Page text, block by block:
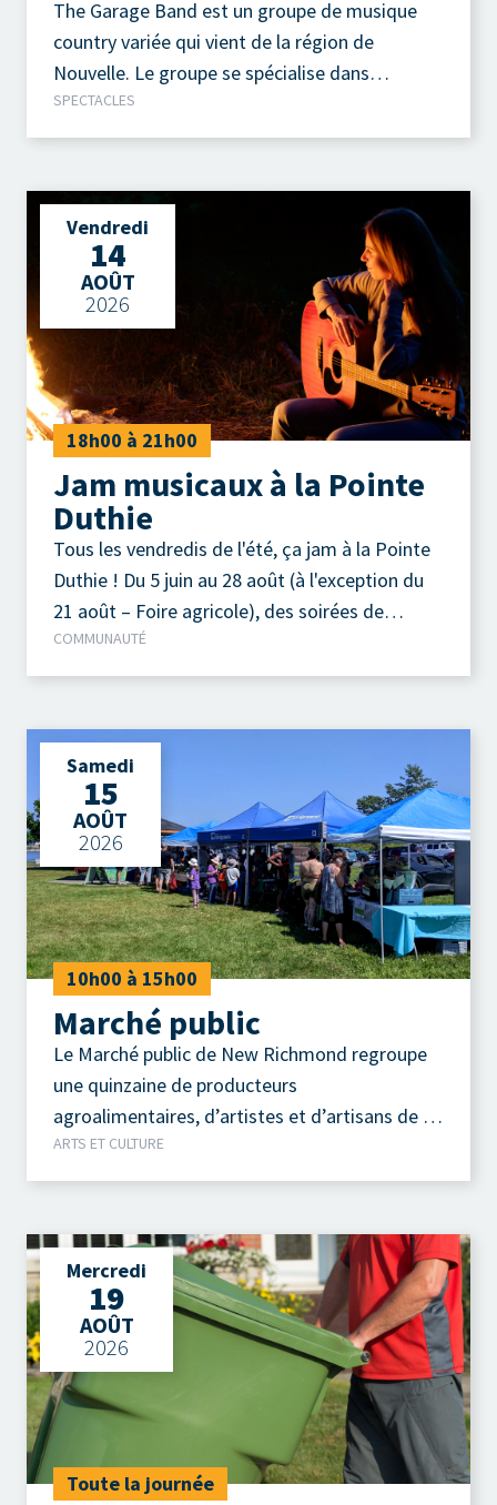
The Garage Band est un groupe de musique
country variée qui vient de la région de
Nouvelle. Le groupe se spécialise dans
l’animation d’événements de toutes sortes,
offrant des performances dynamiques
comprend des classiques du country, du genre
Brooks & Dunn, Buck Own, Alabama, Johnny
Cash et aussi quelques Salebarbes, etc. Ce qui
leur permet de créer une ambiance festive et
engageante lors de leurs prestations. Jeudi 13
août 2026 Parc de la Pointe-Taylor
SPECTACLES
Vendredi
14
AOÛT
2026
18h00 à 21h00
Jam musicaux à la Pointe
Duthie
Tous les vendredis de l'été, ça jam à la Pointe
Duthie ! Du 5 juin au 28 août (à l'exception du
21 août – Foire agricole), des soirées de
musique acoustique autour d'un feu de camp
sont organisées chaque vendredi soir.
COMMUNAUTÉ
Samedi
15
AOÛT
2026
10h00 à 15h00
Marché public
Le Marché public de New Richmond regroupe
une quinzaine de producteurs
agroalimentaires, d’artistes et d’artisans de la
région.
ARTS ET CULTURE
Mercredi
19
AOÛT
2026
Toute la journée